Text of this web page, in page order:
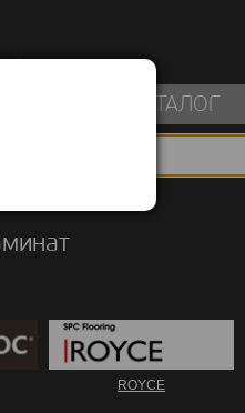
КАТАЛОГ
ROYCE